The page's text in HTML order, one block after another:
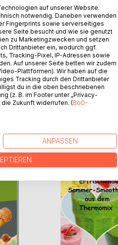
da !
Grillen?
für Grillsaucen, Marinaden,
sich Tips zur Zubereitung
AUTOR/IN
BEIBoD
auf unserer Website.
notwendig. Daneben verwenden
Fingerprints sowie serverseitiges
Seite besucht und wie sie genutzt
zu Marketingzwecken und setzen
Drittanbieter ein, wodurch ggf.
Tracking-Pixel, IP-Adressen sowie
Auf unserer Seite betten wir zudem
Plattformen). Wir haben auf die
Tracking durch den Drittanbieter
du in die oben beschriebenen
(z. B. im Footer unter „Privacy-
Zukunft widerrufen. (BoD-
ANPASSEN